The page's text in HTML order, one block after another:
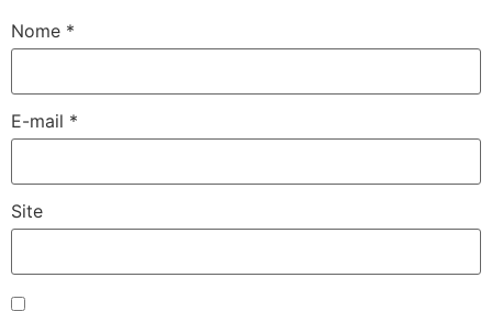
Nome *
E-mail *
Site